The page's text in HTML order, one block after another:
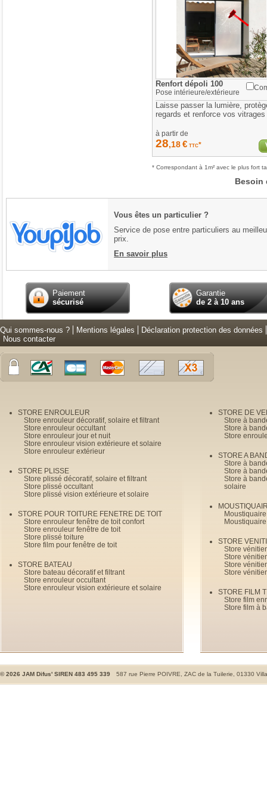
Renfort dépoli 100
Pose intérieure/extérieure
Laisse passer la lumière,
regards et renforce vos vitrages
à partir de
28,18€ TTC*
* Correspondant à 1m² avec le plus fort
Besoin
Vous êtes un particulier ?
Service de pose entre particuliers au
prix.
En savoir plus
Paiement
sécurisé
Garantie
de 2 à 10 ans
Qui sommes-nous ? Mentions légales
Déclaration protection des données
Nous contacter
STORE ENROULEUR
Store enrouleur décoratif, solaire et filtrant
Store enrouleur occultant
Store enrouleur jour et nuit
Store enrouleur vision extérieure et solaire
Store enrouleur extérieur
STORE PLISSE
Store plissé décoratif, solaire et filtrant
Store plissé occultant
Store plissé vision extérieure et solaire
STORE POUR TOITURE FENETRE DE TOIT
Store enrouleur fenêtre de toit confort
Store enrouleur fenêtre de toit
Store plissé toiture
Store film pour fenêtre de toit
STORE BATEAU
Store bateau décoratif et filtrant
Store enrouleur occultant
Store enrouleur vision extérieure et solaire
STORE DE
Store à
Store à
Store
STORE A
Store à
Store à
Store à
solaire
STORE
Store
Store
Store
Store
STORE FILM
Store film
Store film à
©2026 JAM Difus' SIREN 483 495 339 587 rue Pierre POIVRE, ZAC de la Tuilerie, 01330